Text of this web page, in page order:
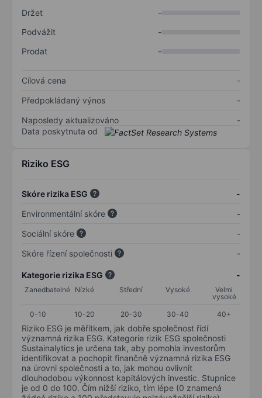
Držet
-
Podvážit
-
Prodat
-
Cílová cena
-
Předpokládaný výnos
-
Naposledy aktualizováno
-
Data poskytnuta od
Riziko ESG
Skóre rizika ESG
-
Environmentální skóre
-
Sociální skóre
-
Skóre řízení společnosti
-
Kategorie rizika ESG -
Zanedbatelné Nízké Střední Vysoké
Velmi
vysoké
0-10
10-20 20-30 30-40 40+
Riziko ESG je měřítkem, jak dobře společnost řídí
významná rizika ESG. Kategorie rizik ESG společnosti
Sustainalytics je určena tak, aby pomohla investorům
identifikovat a pochopit finančně významná rizika ESG
na úrovni společnosti a to, jak mohou ovlivnit
dlouhodobou výkonnost kapitálových investic. Stupnice
je od 0 do 100. Čím nižší riziko, tím lépe (0 znamená